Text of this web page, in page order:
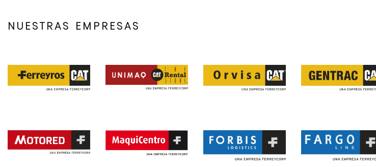
NUESTRAS EMPRESAS